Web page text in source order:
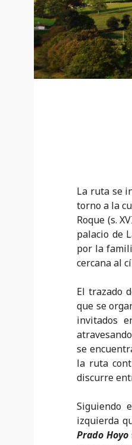
La ruta se
torno a la
Roque (s.
palacio de
por la
cercana al
El trazado
que se
invitados
se
la ruta
discurre
Siguiendo
izquierda
Prado Hoyo